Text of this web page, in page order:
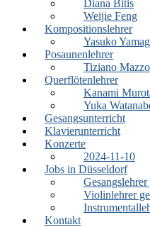
Diana Bitis
Weijie Feng
Kompositionslehrer
Yasuko
Posaunenlehrer
Tiziano
Querflötenlehrer
Kanami
Yuka
Gesangsunterricht
Klavierunterricht
Konzerte
2024-11-10
Jobs in Düsseldorf
Gesangslehrer
Violinlehrer
Kontakt